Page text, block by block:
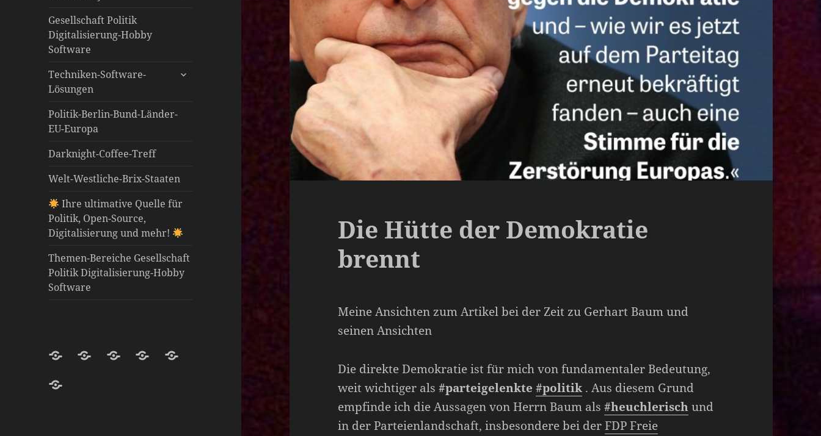
Gesellschaft Politik
Digitalisierung-Hobby
Software
Techniken-Software-
Lösungen
untermenü
Politik-Berlin-Bund-Länder-
EU-Europa
Darknight-Coffee-Treff
Welt-Westliche-Brix-Staaten
Ihre ultimative Quelle für
Politik, Open-Source,
Digitalisierung und mehr!
Themen-Bereiche Gesellschaft
Politik Digitalisierung-Hobby
Software
Darknight-
Netzwerk-
Willkommen
DarknightDarknight-Carrabelloy
matrix-
Die Hütte der Demokratie
brennt
Meine Ansichten zum Artikel bei der Zeit zu Gerhart Baum und
seinen Ansichten
Die direkte Demokratie ist für mich von fundamentaler Bedeutung,
weit wichtiger als#parteigelenkte #politik . Aus diesem Grund
empfinde ich die Aussagen von Herrn Baum als#heuchlerischund
in der Parteienlandschaft, insbesondere bei derFDP Freie